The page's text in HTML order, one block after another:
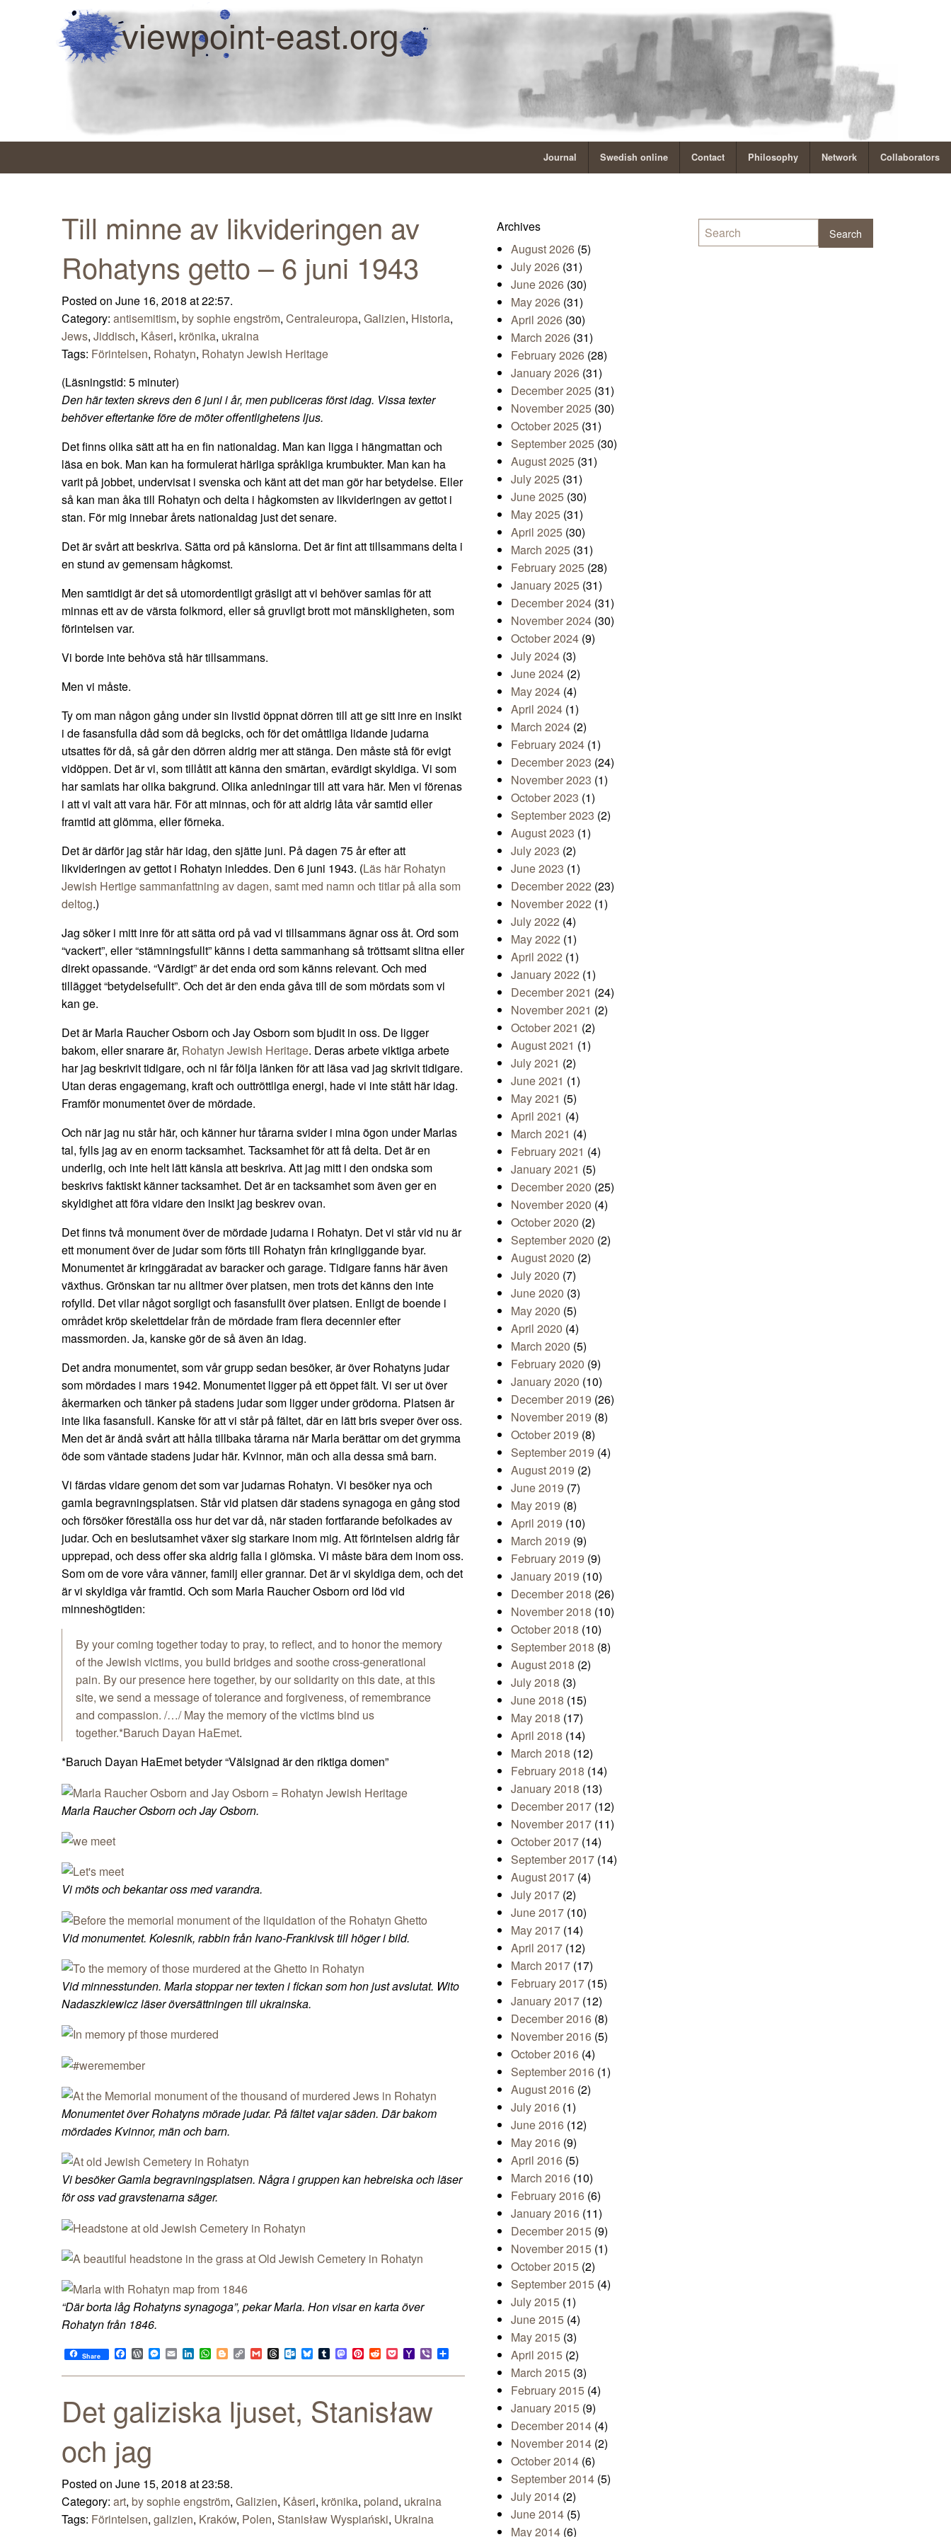
viewpoint-east.org
Journal Swedish online Contact Philosophy Network Collaborators
Till minne av likvideringen av
Rohatyns getto – 6 juni 1943
Posted on June 16, 2018 at 22:57.
Category: antisemitism, by sophie engström, Centraleuropa, Galizien, Historia,
Jews, Jiddisch, Kåseri, krönika, ukraina
Tags: Förintelsen, Rohatyn, Rohatyn Jewish Heritage
(Läsningstid: 5 minuter)
Den här texten skrevs den 6 juni i år, men publiceras först idag. Vissa texter
behöver eftertanke före de möter offentlighetens ljus.
Det finns olika sätt att ha en fin nationaldag. Man kan ligga i hängmattan och
läsa en bok. Man kan ha formulerat härliga språkliga krumbukter. Man kan ha
varit på jobbet, undervisat i svenska och känt att det man gör har betydelse. Eller
så kan man åka till Rohatyn och delta i hågkomsten av likvideringen av gettot i
stan. För mig innebar årets nationaldag just det senare.
Det är svårt att beskriva. Sätta ord på känslorna. Det är fint att tillsammans delta i
en stund av gemensam hågkomst.
Men samtidigt är det så utomordentligt gräsligt att vi behöver samlas för att
minnas ett av de värsta folkmord, eller så gruvligt brott mot mänskligheten, som
förintelsen var.
Vi borde inte behöva stå här tillsammans.
Men vi måste.
Ty om man någon gång under sin livstid öppnat dörren till att ge sitt inre en insikt
i de fasansfulla dåd som då begicks, och för det omåttliga lidande judarna
utsattes för då, så går den dörren aldrig mer att stänga. Den måste stå för evigt
vidöppen. Det är vi, som tillåtit att känna den smärtan, evärdigt skyldiga. Vi som
har samlats har olika bakgrund. Olika anledningar till att vara här. Men vi förenas
i att vi valt att vara här. För att minnas, och för att aldrig låta vår samtid eller
framtid att glömma, eller förneka.
Det är därför jag står här idag, den sjätte juni. På dagen 75 år efter att
likvideringen av gettot i Rohatyn inleddes. Den 6 juni 1943. (Läs här Rohatyn
Jewish Hertige sammanfattning av dagen, samt med namn och titlar på alla som
deltog.)
Jag söker i mitt inre för att sätta ord på vad vi tillsammans ägnar oss åt. Ord som
“vackert”, eller “stämningsfullt” känns i detta sammanhang så tröttsamt slitna eller
direkt opassande. “Värdigt” är det enda ord som känns relevant. Och med
tillägget “betydelsefullt”. Och det är den enda gåva till de som mördats som vi
kan ge.
Det är Marla Raucher Osborn och Jay Osborn som bjudit in oss. De ligger
bakom, eller snarare är, Rohatyn Jewish Heritage. Deras arbete viktiga arbete
har jag beskrivit tidigare, och ni får följa länken för att läsa vad jag skrivit tidigare.
Utan deras engagemang, kraft och outtröttliga energi, hade vi inte stått här idag.
Framför monumentet över de mördade.
Och när jag nu står här, och känner hur tårarna svider i mina ögon under Marlas
tal, fylls jag av en enorm tacksamhet. Tacksamhet för att få delta. Det är en
underlig, och inte helt lätt känsla att beskriva. Att jag mitt i den ondska som
beskrivs faktiskt känner tacksamhet. Det är en tacksamhet som även ger en
skyldighet att föra vidare den insikt jag beskrev ovan.
Det finns två monument över de mördade judarna i Rohatyn. Det vi står vid nu är
ett monument över de judar som förts till Rohatyn från kringliggande byar.
Monumentet är kringgäradat av baracker och garage. Tidigare fanns här även
växthus. Grönskan tar nu alltmer över platsen, men trots det känns den inte
rofylld. Det vilar något sorgligt och fasansfullt över platsen. Enligt de boende i
området kröp skelettdelar från de mördade fram flera decennier efter
massmorden. Ja, kanske gör de så även än idag.
Det andra monumentet, som vår grupp sedan besöker, är över Rohatyns judar
som mördades i mars 1942. Monumentet ligger på ett öppet fält. Vi ser ut över
åkermarken och tänker på stadens judar som ligger under grödorna. Platsen är
inte lika fasansfull. Kanske för att vi står på fältet, där en lätt bris sveper över oss.
Men det är ändå svårt att hålla tillbaka tårarna när Marla berättar om det grymma
öde som väntade stadens judar här. Kvinnor, män och alla dessa små barn.
Vi färdas vidare genom det som var judarnas Rohatyn. Vi besöker nya och
gamla begravningsplatsen. Står vid platsen där stadens synagoga en gång stod
och försöker föreställa oss hur det var då, när staden fortfarande befolkades av
judar. Och en beslutsamhet växer sig starkare inom mig. Att förintelsen aldrig får
upprepad, och dess offer ska aldrig falla i glömska. Vi måste bära dem inom oss.
Som om de vore våra vänner, familj eller grannar. Det är vi skyldiga dem, och det
är vi skyldiga vår framtid. Och som Marla Raucher Osborn ord löd vid
minneshögtiden:
By your coming together today to pray, to reflect, and to honor the memory
of the Jewish victims, you build bridges and soothe cross-generational
pain. By our presence here together, by our solidarity on this date, at this
site, we send a message of tolerance and forgiveness, of remembrance
and compassion. /…/ May the memory of the victims bind us
together.*Baruch Dayan HaEmet.
*Baruch Dayan HaEmet betyder “Välsignad är den riktiga domen”
Marla Raucher Osborn och Jay Osborn.
Vi möts och bekantar oss med varandra.
Vid monumentet. Kolesnik, rabbin från Ivano-Frankivsk till höger i bild.
Vid minnesstunden. Marla stoppar ner texten i fickan som hon just avslutat. Wito
Nadaszkiewicz läser översättningen till ukrainska.
Monumentet över Rohatyns mörade judar. På fältet vajar säden. Där bakom
mördades Kvinnor, män och barn.
Vi besöker Gamla begravningsplatsen. Några i gruppen kan hebreiska och läser
för oss vad gravstenarna säger.
“Där borta låg Rohatyns synagoga”, pekar Marla. Hon visar en karta över
Rohatyn från 1846.
Share Facebook
WordPress
Messenger
EmailLinkedIn
WhatsApp
BloggerCopy
Link
GmailThreadsOutlook.com
Bluesky
TumblrMastodon
Pinterest
RedditPocketYahoo
Mail
Viber
Det galiziska ljuset, Stanisław
och jag
Posted on June 15, 2018 at 23:58.
Category: art, by sophie engström, Galizien, Kåseri, krönika, poland, ukraina
Tags: Förintelsen, galizien, Kraków, Polen, Stanisław Wyspiański, Ukraina
Archives
August 2026 (5)
July 2026 (31)
June 2026 (30)
May 2026 (31)
April 2026 (30)
March 2026 (31)
February 2026 (28)
January 2026 (31)
December 2025 (31)
November 2025 (30)
October 2025 (31)
September 2025 (30)
August 2025 (31)
July 2025 (31)
June 2025 (30)
May 2025 (31)
April 2025 (30)
March 2025 (31)
February 2025 (28)
January 2025 (31)
December 2024 (31)
November 2024 (30)
October 2024 (9)
July 2024 (3)
June 2024 (2)
May 2024 (4)
April 2024 (1)
March 2024 (2)
February 2024 (1)
December 2023 (24)
November 2023 (1)
October 2023 (1)
September 2023 (2)
August 2023 (1)
July 2023 (2)
June 2023 (1)
December 2022 (23)
November 2022 (1)
July 2022 (4)
May 2022 (1)
April 2022 (1)
January 2022 (1)
December 2021 (24)
November 2021 (2)
October 2021 (2)
August 2021 (1)
July 2021 (2)
June 2021 (1)
May 2021 (5)
April 2021 (4)
March 2021 (4)
February 2021 (4)
January 2021 (5)
December 2020 (25)
November 2020 (4)
October 2020 (2)
September 2020 (2)
August 2020 (2)
July 2020 (7)
June 2020 (3)
May 2020 (5)
April 2020 (4)
March 2020 (5)
February 2020 (9)
January 2020 (10)
December 2019 (26)
November 2019 (8)
October 2019 (8)
September 2019 (4)
August 2019 (2)
June 2019 (7)
May 2019 (8)
April 2019 (10)
March 2019 (9)
February 2019 (9)
January 2019 (10)
December 2018 (26)
November 2018 (10)
October 2018 (10)
September 2018 (8)
August 2018 (2)
July 2018 (3)
June 2018 (15)
May 2018 (17)
April 2018 (14)
March 2018 (12)
February 2018 (14)
January 2018 (13)
December 2017 (12)
November 2017 (11)
October 2017 (14)
September 2017 (14)
August 2017 (4)
July 2017 (2)
June 2017 (10)
May 2017 (14)
April 2017 (12)
March 2017 (17)
February 2017 (15)
January 2017 (12)
December 2016 (8)
November 2016 (5)
October 2016 (4)
September 2016 (1)
August 2016 (2)
July 2016 (1)
June 2016 (12)
May 2016 (9)
April 2016 (5)
March 2016 (10)
February 2016 (6)
January 2016 (11)
December 2015 (9)
November 2015 (1)
October 2015 (2)
September 2015 (4)
July 2015 (1)
June 2015 (4)
May 2015 (3)
April 2015 (2)
March 2015 (3)
February 2015 (4)
January 2015 (9)
December 2014 (4)
November 2014 (2)
October 2014 (6)
September 2014 (5)
July 2014 (2)
June 2014 (5)
May 2014 (6)